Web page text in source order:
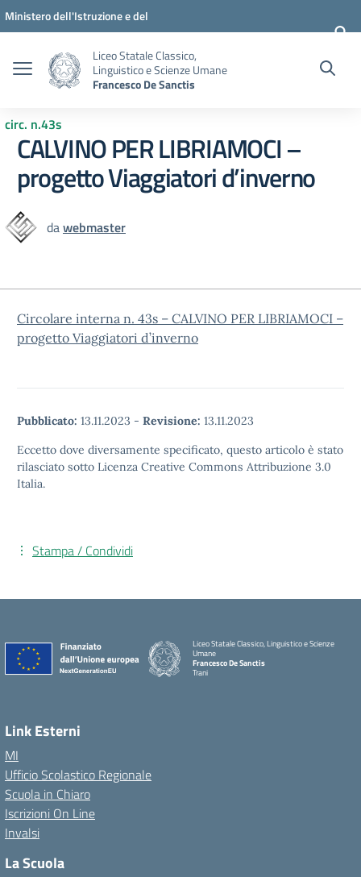
Vai ai contenuti
Vai al menu di navigazione
Vai al footer
Ministero dell'Istruzione e del
Liceo Statale Classico,
Linguistico e Scienze Umane
Francesco De Sanctis
circ. n.43s
CALVINO PER LIBRIAMOCI –
progetto Viaggiatori d’inverno
dawebmaster
Circolare interna n. 43s – CALVINO PER LIBRIAMOCI –
progetto Viaggiatori d’inverno
Pubblicato: 13.11.2023 - Revisione: 13.11.2023
Eccetto dove diversamente specificato, questo articolo è stato
rilasciato sotto Licenza Creative Commons Attribuzione 3.0
Italia.
Stampa / Condividi
Liceo Statale Classico, Linguistico e Scienze
Umane
Francesco De Sanctis
Trani
Link Esterni
MI
Ufficio Scolastico Regionale
Scuola in Chiaro
Iscrizioni On Line
Invalsi
La Scuola